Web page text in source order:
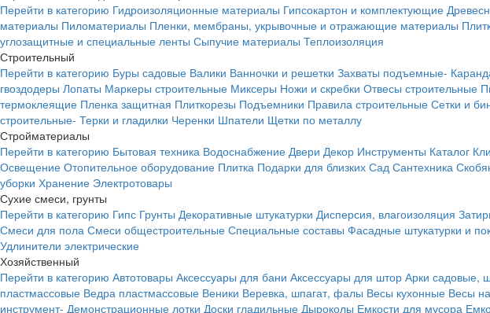
Перейти в категорию Гидроизоляционные материалы Гипсокартон и комплектующие
материалы Пиломатериалы Пленки, мембраны, укрывочные и отражающие материалы
углозащитные и специальные ленты Сыпучие материалы Теплоизоляция
Строительный
Перейти в категорию Буры садовые Валики Ванночки и решетки Захваты подъемные-
гвоздодеры Лопаты Маркеры строительные Миксеры Ножи и скребки Отвесы строительные
термоклеящие Пленка защитная Плиткорезы Подъемники Правила строительные Сетки и
строительные- Терки и гладилки Черенки Шпатели Щетки по металлу
Стройматериалы
Перейти в категорию Бытовая техника Водоснабжение Двери Декор Инструменты Каталог
Освещение Отопительное оборудование Плитка Подарки для близких Сад Сантехника
уборки Хранение Электротовары
Сухие смеси, грунты
Перейти в категорию Гипс Грунты Декоративные штукатурки Дисперсия, влагоизоляция
Смеси для пола Смеси общестроительные Специальные составы Фасадные штукатурки и
Удлинители электрические
Хозяйственный
Перейти в категорию Автотовары Аксессуары для бани Аксессуары для штор Арки садовые,
пластмассовые Ведра пластмассовые Веники Веревка, шпагат, фалы Весы кухонные Весы
инструмент- Демонстрационные лотки Доски гладильные Дыроколы Емкости для мусора